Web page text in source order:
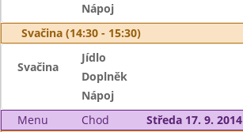
Nápoj
Svačina (14:30 - 15:30)
Svačina
Jídlo
Doplněk
Nápoj
Menu
Chod
Středa 17. 9. 2014